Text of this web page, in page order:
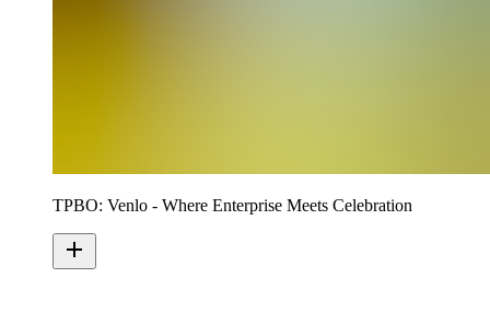
TPBO: Venlo - Where Enterprise Meets Celebration